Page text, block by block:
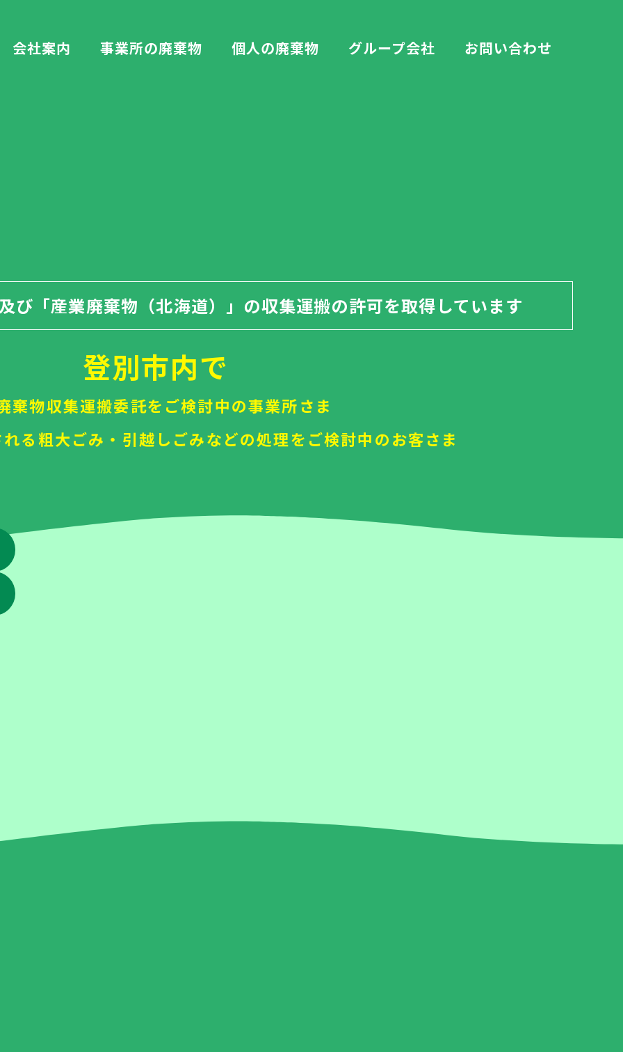
会社案内 事業所の廃棄物 個人の廃棄物 グループ会社 お問い合わせ
び「産業廃棄物（北海道）」の収集運搬の許可を取得しています
登別市内で
棄物収集運搬委託をご検討中の事業所さま
る粗大ごみ・引越しごみなどの処理をご検討中のお客さま